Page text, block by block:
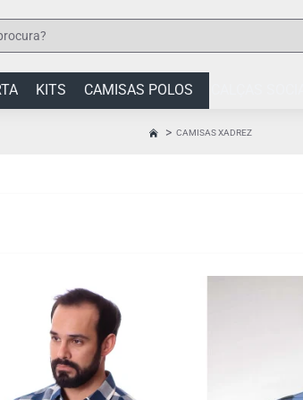
KITS CAMISAS POLOS
CAMISAS XADREZ